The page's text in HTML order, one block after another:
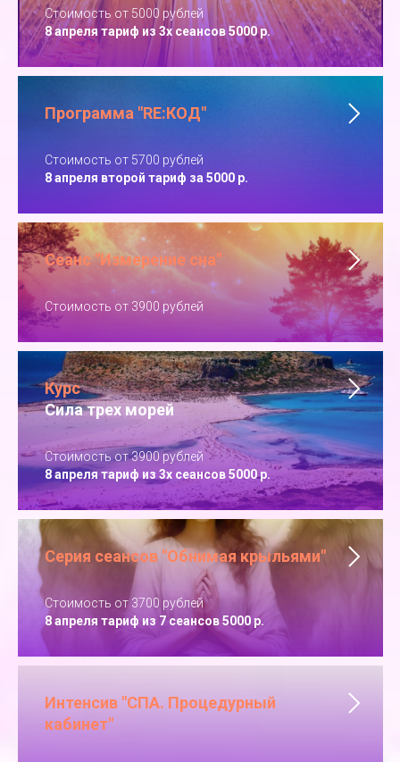
Стоимость от 5000 рублей
8 апреля тариф из 3х сеансов 5000 р.
Программа "RE:КОД"
Стоимость от 5700 рублей
8 апреля второй тариф за 5000 р.
Сеанс "Измерение сна"
Стоимость от 3900 рублей
Курс
Сила трех морей
Стоимость от 3900 рублей
8 апреля тариф из 3х сеансов 5000 р.
Серия сеансов "Обнимая крыльями"
Стоимость от 3700 рублей
8 апреля тариф из 7 сеансов 5000 р.
Интенсив "СПА. Процедурный
кабинет"